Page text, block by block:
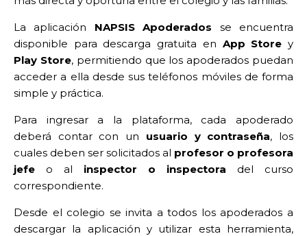
La aplicación NAPSIS Apoderados se encuentra
disponible para descarga gratuita en App Store y
Play Store, permitiendo que los apoderados puedan
acceder a ella desde sus teléfonos móviles de forma
simple y práctica.
Para ingresar a la plataforma, cada apoderado
deberá contar con un usuario y contraseña, los
cuales deben ser solicitados al profesor o profesora
jefe o al inspector o inspectora del curso
correspondiente.
Desde el colegio se invita a todos los apoderados a
descargar la aplicación y utilizar esta herramienta,